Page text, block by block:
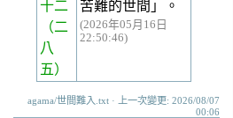
十二
（二
八
五）
苦難的世間」。
(2026年05月16日
22:50:46)
agama/世間難入.txt · 上一次變更: 2026/08/07
00:06